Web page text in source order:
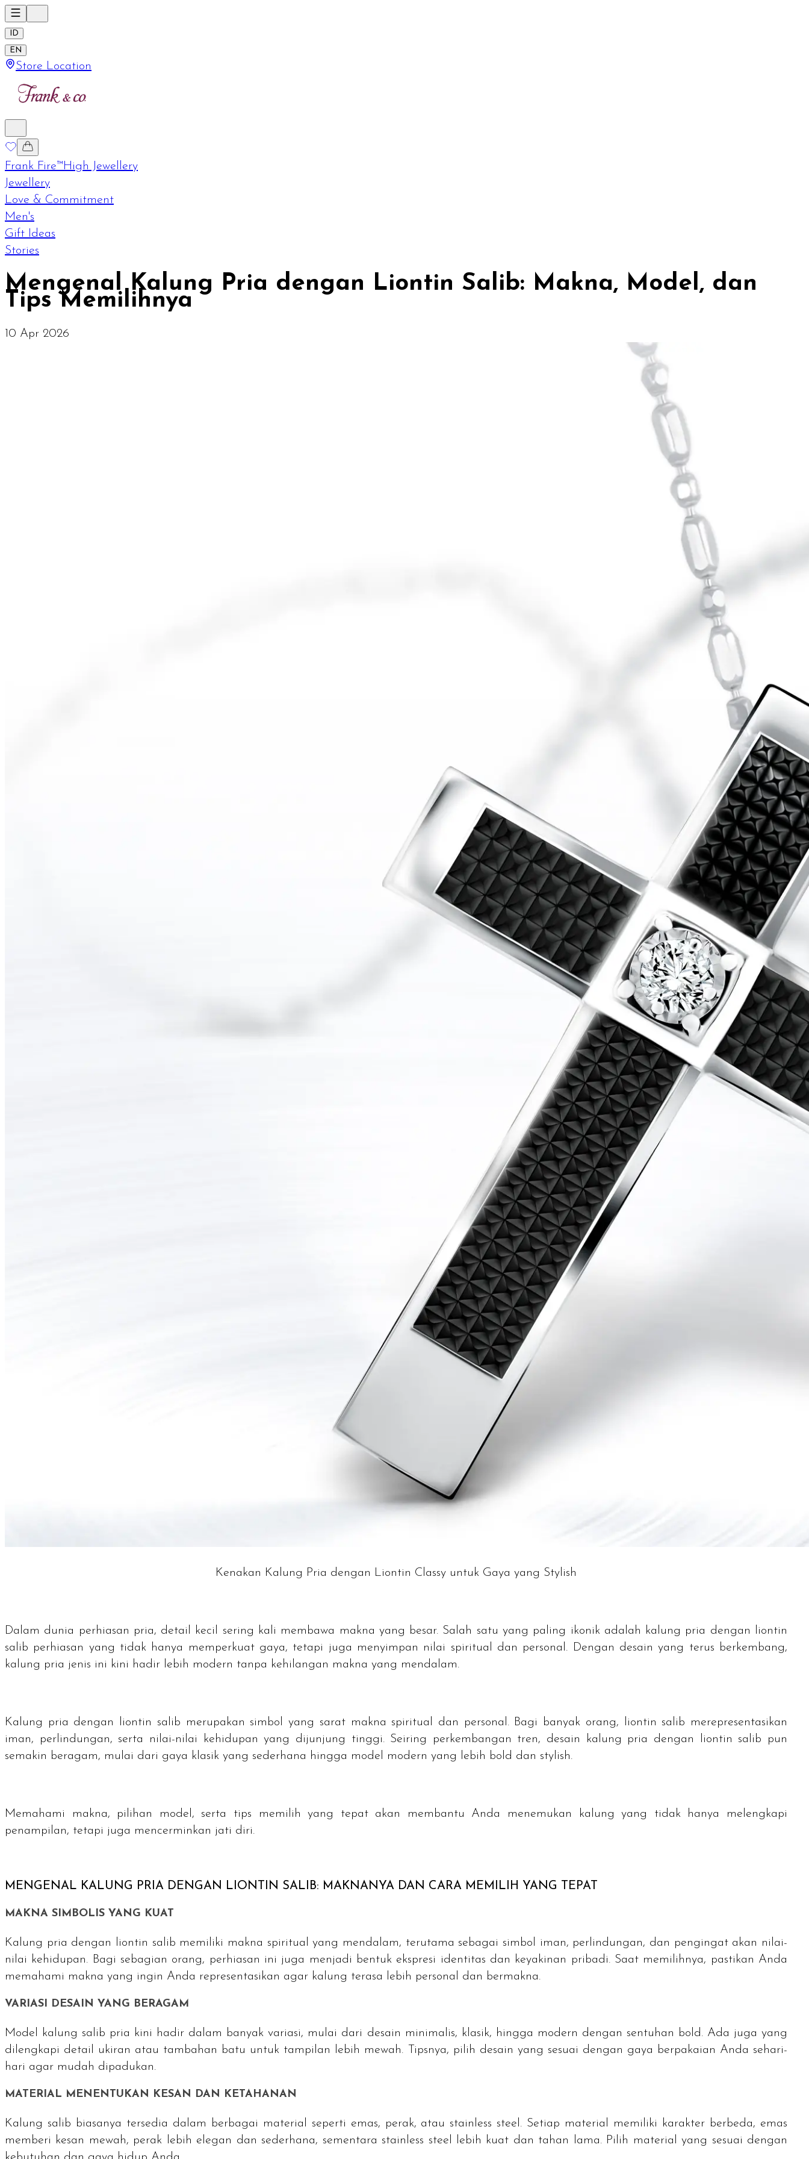
ID
EN
Store Location
Frank Fire™High Jewellery
Jewellery
Love & Commitment
Men's
Gift Ideas
Stories
Mengenal Kalung Pria dengan Liontin Salib: Makna, Model, dan
Tips Memilihnya
10 Apr 2026
Kenakan Kalung Pria dengan Liontin Classy untuk Gaya yang Stylish
Dalam dunia perhiasan pria, detail kecil sering kali membawa makna yang besar. Salah satu yang paling ikonik adalah kalung pria dengan liontin
salib perhiasan yang tidak hanya memperkuat gaya, tetapi juga menyimpan nilai spiritual dan personal. Dengan desain yang terus berkembang,
kalung pria jenis ini kini hadir lebih modern tanpa kehilangan makna yang mendalam.
Kalung pria dengan liontin salib merupakan simbol yang sarat makna spiritual dan personal. Bagi banyak orang, liontin salib merepresentasikan
iman, perlindungan, serta nilai-nilai kehidupan yang dijunjung tinggi. Seiring perkembangan tren, desain kalung pria dengan liontin salib pun
semakin beragam, mulai dari gaya klasik yang sederhana hingga model modern yang lebih bold dan stylish.
Memahami makna, pilihan model, serta tips memilih yang tepat akan membantu Anda menemukan kalung yang tidak hanya melengkapi
penampilan, tetapi juga mencerminkan jati diri.
MENGENAL KALUNG PRIA DENGAN LIONTIN SALIB: MAKNANYA DAN CARA MEMILIH YANG TEPAT
MAKNA SIMBOLIS YANG KUAT
Kalung pria dengan liontin salib memiliki makna spiritual yang mendalam, terutama sebagai simbol iman, perlindungan, dan pengingat akan nilai-
nilai kehidupan. Bagi sebagian orang, perhiasan ini juga menjadi bentuk ekspresi identitas dan keyakinan pribadi. Saat memilihnya, pastikan Anda
memahami makna yang ingin Anda representasikan agar kalung terasa lebih personal dan bermakna.
VARIASI DESAIN YANG BERAGAM
Model kalung salib pria kini hadir dalam banyak variasi, mulai dari desain minimalis, klasik, hingga modern dengan sentuhan bold. Ada juga yang
dilengkapi detail ukiran atau tambahan batu untuk tampilan lebih mewah. Tipsnya, pilih desain yang sesuai dengan gaya berpakaian Anda sehari-
hari agar mudah dipadukan.
MATERIAL MENENTUKAN KESAN DAN KETAHANAN
Kalung salib biasanya tersedia dalam berbagai material seperti emas, perak, atau stainless steel. Setiap material memiliki karakter berbeda, emas
memberi kesan mewah, perak lebih elegan dan sederhana, sementara stainless steel lebih kuat dan tahan lama. Pilih material yang sesuai dengan